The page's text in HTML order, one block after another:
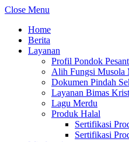
Close Menu
Home
Berita
Layanan
Profil Pondok
Alih Fungsi Musola
Dokumen Pindah
Layanan Bimas
Lagu Merdu
Produk Halal
Sertifikasi
Sertifikasi